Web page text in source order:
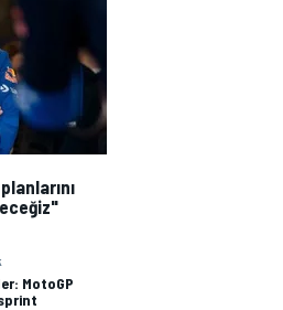
MotoGP